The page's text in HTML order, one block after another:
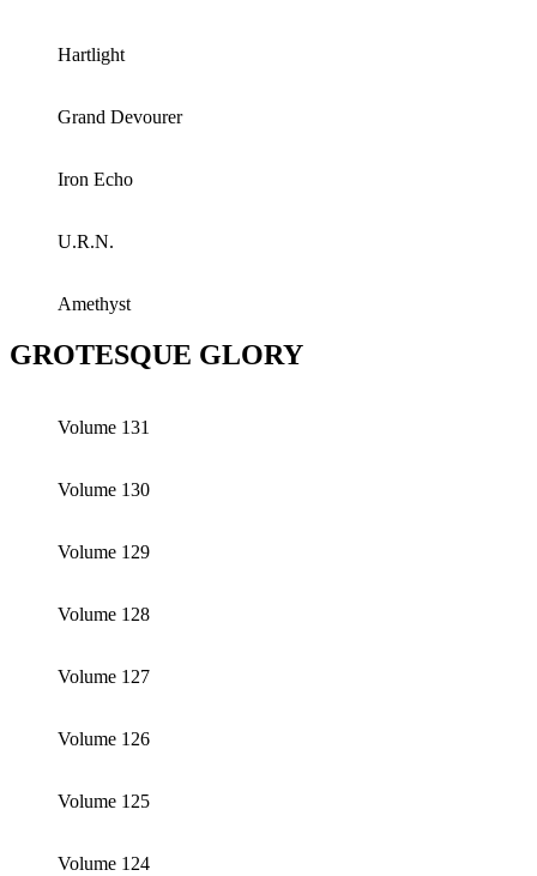
Hartlight
Grand Devourer
Iron Echo
U.R.N.
Amethyst
GROTESQUE GLORY
Volume 131
Volume 130
Volume 129
Volume 128
Volume 127
Volume 126
Volume 125
Volume 124